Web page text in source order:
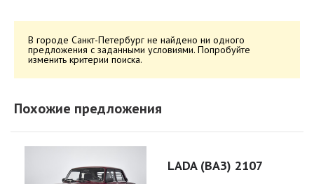
В городе Санкт-Петербург не найдено ни одного
предложения с заданными условиями. Попробуйте
изменить критерии поиска.
Похожие предложения
LADA (ВАЗ) 2107